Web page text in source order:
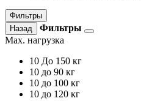
Фильтры
Назад
Фильтры
Max. нагрузка
10 До 150 кг
10 до 90 кг
10 до 100 кг
10 до 120 кг